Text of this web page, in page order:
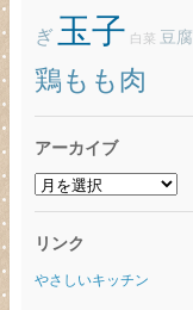
ぎ 玉子 白菜 豆腐
鶏もも肉
アーカイブ
ア
イ
ブ
リンク
やさしいキッチン